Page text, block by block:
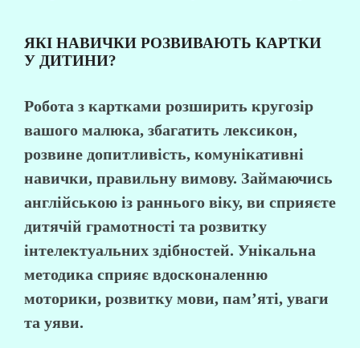
ЯКІ НАВИЧКИ РОЗВИВАЮТЬ КАРТКИ
У ДИТИНИ?
Робота з картками розширить кругозір
вашого малюка, збагатить лексикон,
розвине допитливість, комунікативні
навички, правильну вимову. Займаючись
англійською із раннього віку, ви сприяєте
дитячій грамотності та розвитку
інтелектуальних здібностей. Унікальна
методика сприяє вдосконаленню
моторики, розвитку мови, пам’яті, уваги
та уяви.